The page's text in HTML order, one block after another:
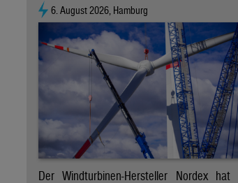
6. August 2026, Hamburg
Der Windturbinen-Hersteller Nordex hat